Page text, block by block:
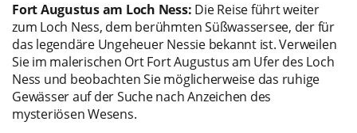
Fort Augustus am Loch Ness: Die Reise führt weiter
zum Loch Ness, dem berühmten Süßwassersee, der für
das legendäre Ungeheuer Nessie bekannt ist. Verweilen
Sie im malerischen Ort Fort Augustus am Ufer des Loch
Ness und beobachten Sie möglicherweise das ruhige
Gewässer auf der Suche nach Anzeichen des
mysteriösen Wesens.